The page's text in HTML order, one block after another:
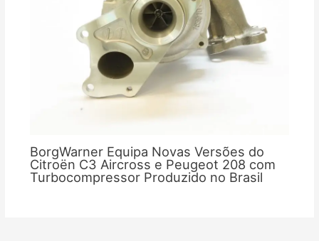
BorgWarner Equipa Novas Versões do
Citroën C3 Aircross e Peugeot 208 com
Turbocompressor Produzido no Brasil